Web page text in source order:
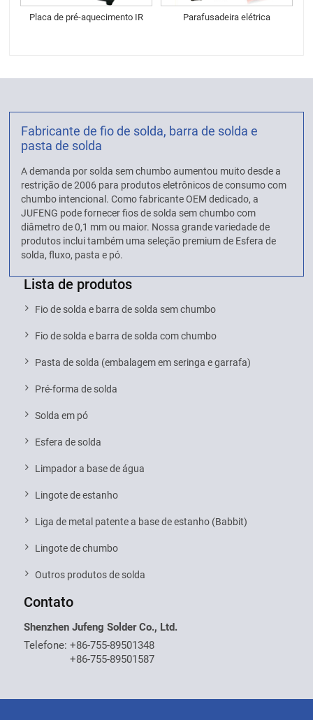
Placa de pré-aquecimento IR Parafusadeira elétrica
Fabricante de fio de solda, barra de solda e
pasta de solda
A demanda por solda sem chumbo aumentou muito desde a
restrição de 2006 para produtos eletrônicos de consumo com
chumbo intencional. Como fabricante OEM dedicado, a
JUFENG pode fornecer fios de solda sem chumbo com
diâmetro de 0,1 mm ou maior. Nossa grande variedade de
produtos inclui também uma seleção premium de Esfera de
solda, fluxo, pasta e pó.
Lista de produtos
Fio de solda e barra de solda sem chumbo
Fio de solda e barra de solda com chumbo
Pasta de solda (embalagem em seringa e garrafa)
Pré-forma de solda
Solda em pó
Esfera de solda
Limpador a base de água
Lingote de estanho
Liga de metal patente a base de estanho (Babbit)
Lingote de chumbo
Outros produtos de solda
Contato
Shenzhen Jufeng Solder Co., Ltd.
Telefone:+86-755-89501348
+86-755-89501587